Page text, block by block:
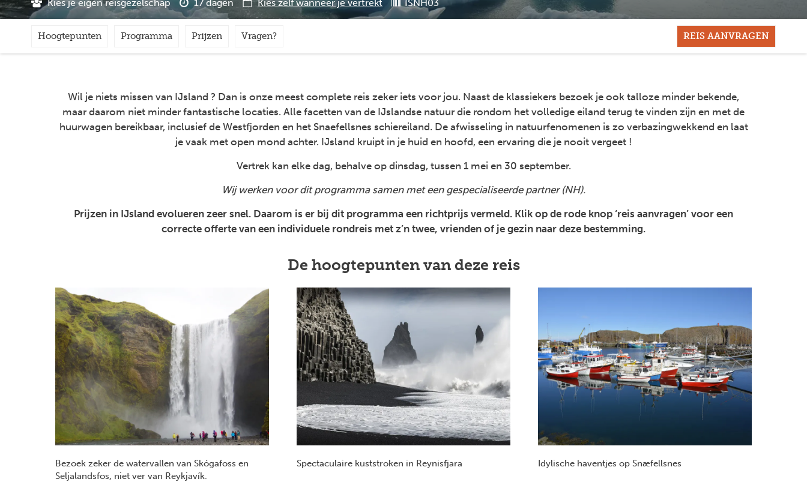
Kies je eigen reisgezelschap 17 dagen Kies zelf wanneer je vertrekt ISNH03
Hoogtepunten Programma Prijzen Vragen? REIS AANVRAGEN
Wil je niets missen van IJsland ? Dan is onze meest complete reis zeker iets voor jou. Naast de klassiekers bezoek je ook talloze minder bekende,
maar daarom niet minder fantastische locaties. Alle facetten van de IJslandse natuur die rondom het volledige eiland terug te vinden zijn en met de
huurwagen bereikbaar, inclusief de Westfjorden en het Snaefellsnes schiereiland. De afwisseling in natuurfenomenen is zo verbazingwekkend en laat
je vaak met open mond achter. IJsland kruipt in je huid en hoofd, een ervaring die je nooit vergeet !
Vertrek kan elke dag, behalve op dinsdag, tussen 1 mei en 30 september.
Wij werken voor dit programma samen met een gespecialiseerde partner (NH).
Prijzen in IJsland evolueren zeer snel. Daarom is er bij dit programma een richtprijs vermeld. Klik op de rode knop ‘reis aanvragen’ voor een
correcte offerte van een individuele rondreis met z’n twee, vrienden of je gezin naar deze bestemming.
De hoogtepunten van deze reis
Bezoek zeker de watervallen van Skógafoss en
Seljalandsfos, niet ver van Reykjavík.
Spectaculaire kuststroken in Reynisfjara Idylische haventjes op Snæfellsnes